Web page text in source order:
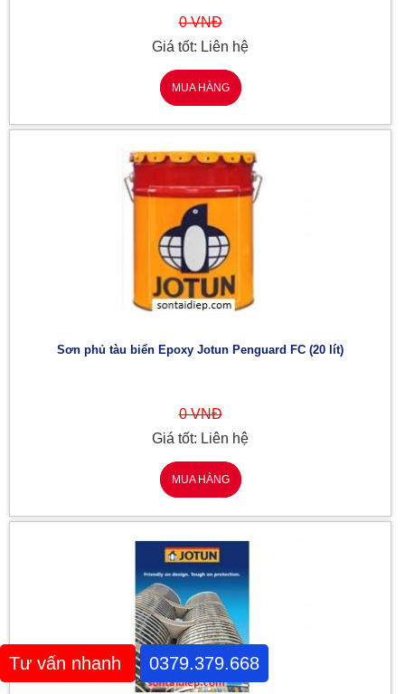
0 VNĐ
Giá tốt: Liên hệ
MUA HÀNG
Sơn phủ tàu biển Epoxy Jotun Penguard FC (20 lít)
0 VNĐ
Giá tốt: Liên hệ
MUA HÀNG
Tư vấn nhanh 0379.379.668